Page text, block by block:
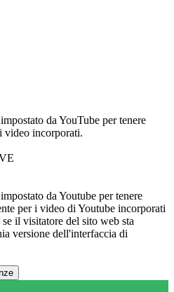
da YouTube per tenere
video incorporati.
da Youtube per tenere
per i video di Youtube incorporati
il visitatore del sito web sta
versione dell'interfaccia di